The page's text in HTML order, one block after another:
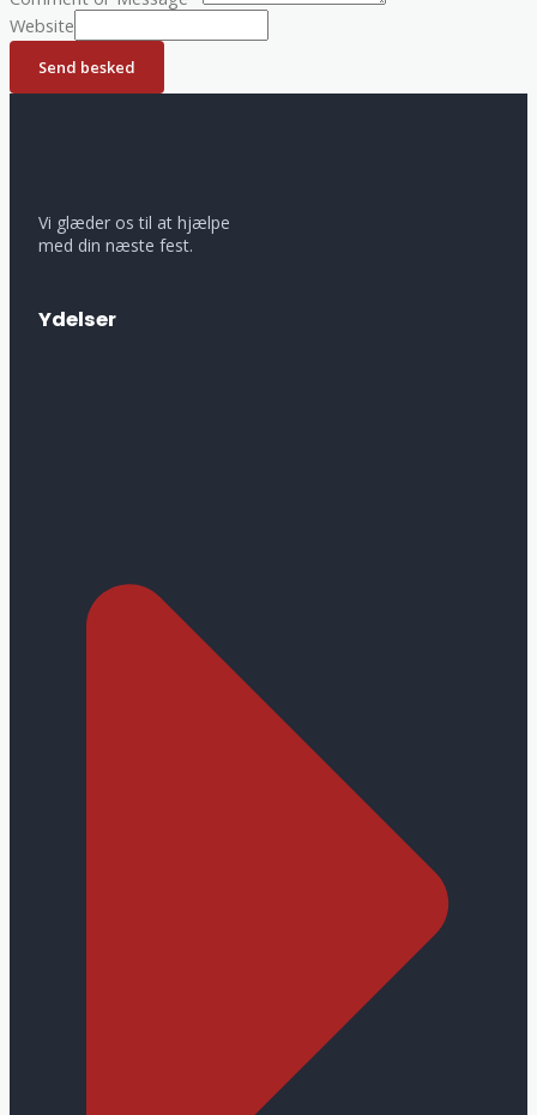
Website
Send besked
Vi glæder os til at hjælpe
med din næste fest.
Ydelser